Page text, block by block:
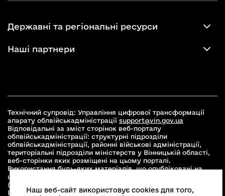
Державні та регіональні ресурси
Наші партнери
Технічний супровід: Управління цифрової трансформації
апарату облвійськадміністрації support@vin.gov.ua
Відповідальні за зміст сторінок веб-порталу
облвійськадміністрації: структурні підрозділи
облвійськадміністрації, районні військові адміністрації,
територіальні підрозділи міністерств у Вінницькій області,
веб-сторінки яких розміщені на цьому порталі.
Використання будь-яких матеріалів, що опубліковані на
цьому сайті, дозволяється при умові зазначення посилання
(для інтернет-видань - гіперпосилання) на офіційний сайт
Вінницької облвійськадміністраціїwww.vin.gov.ua .
Наш веб-сайт використовує cookies для того,